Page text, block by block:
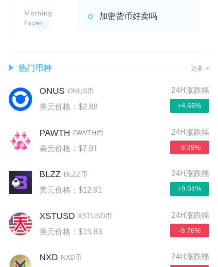
加密货币好卖吗
热门币种 更多 +
ONUS ONUS币
美元价格：$2.88
24H涨跌幅
+4.66%
PAWTH PAWTH币
美元价格：$7.91
24H涨跌幅
-9.39%
BLZZ BLZZ币
美元价格：$12.91
24H涨跌幅
+9.01%
XSTUSD XSTUSD币
美元价格：$15.83
24H涨跌幅
-9.76%
NXD NXD币 24H涨跌幅